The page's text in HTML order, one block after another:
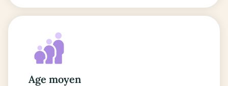
Age moyen